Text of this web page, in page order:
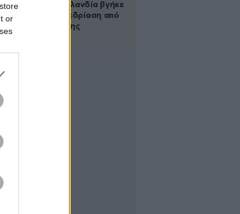
or
στη Νέα Ζηλανδία βγήκε
live σε συνεδρίαση από
το μπάνιο της